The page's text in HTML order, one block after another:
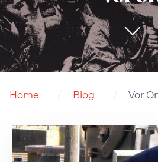
Home Blog Vor